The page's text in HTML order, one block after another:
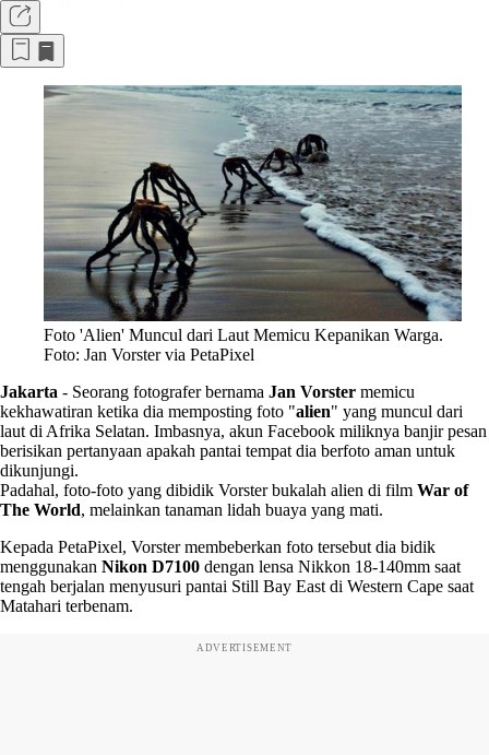
Foto 'Alien' Muncul dari Laut Memicu Kepanikan Warga.
Foto: Jan Vorster via PetaPixel
Jakarta - Seorang fotografer bernama Jan Vorster memicu
kekhawatiran ketika dia memposting foto "alien" yang muncul dari
laut di Afrika Selatan. Imbasnya, akun Facebook miliknya banjir pesan
berisikan pertanyaan apakah pantai tempat dia berfoto aman untuk
dikunjungi.
Padahal, foto-foto yang dibidik Vorster bukalah alien di film War of
The World, melainkan tanaman lidah buaya yang mati.
Kepada PetaPixel, Vorster membeberkan foto tersebut dia bidik
menggunakan Nikon D7100 dengan lensa Nikkon 18-140mm saat
tengah berjalan menyusuri pantai Still Bay East di Western Cape saat
Matahari terbenam.
ADVERTISEMENT